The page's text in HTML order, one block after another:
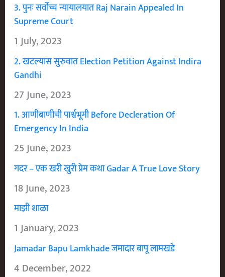
3. पुनः सर्वोच्च न्यायालयात Raj Narain Appealed In
Supreme Court
1 July, 2023
2. खटल्यास सुरुवात Election Petition Against Indira
Gandhi
27 June, 2023
1. आणीबाणीची पार्श्वभूमी Before Decleration Of
Emergency In India
25 June, 2023
गदर – एक खरी खुरी प्रेम कथा Gadar A True Love Story
18 June, 2023
माझी शाळा
1 January, 2023
Jamadar Bapu Lamkhade जमादार बापू लामखडे
4 December, 2022